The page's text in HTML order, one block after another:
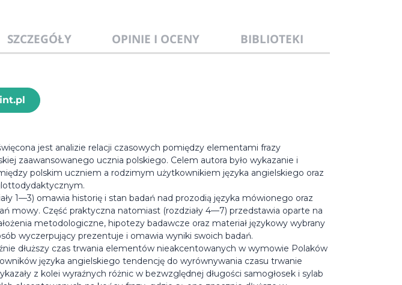
SZCZEGÓŁY OPINIE I OCENY BIBLIOTEKI
jest analizie relacji czasowych pomiędzy elementami frazy
zaawansowanego ucznia polskiego. Celem autora było wykazanie i
polskim uczniem a rodzimym użytkownikiem języka angielskiego oraz
1—3) omawia historię i stan badań nad prozodią języka mówionego oraz
mowy. Część praktyczna natomiast (rozdziały 4—7) przedstawia oparte na
metodologiczne, hipotezy badawcze oraz materiał językowy wybrany
wyczerpujący prezentuje i omawia wyniki swoich badań.
dłuższy czas trwania elementów nieakcentowanych w wymowie Polaków
języka angielskiego tendencję do wyrównywania czasu trwanie
z kolei wyraźnych różnic w bezwzględnej długości samogłosek i sylab